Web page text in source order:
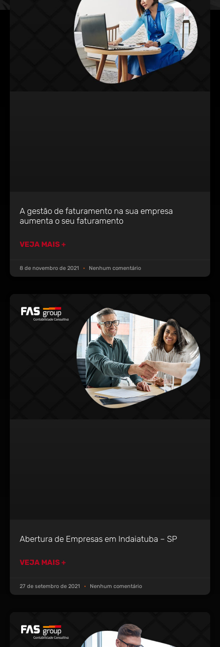
A gestão de faturamento na sua empresa
aumenta o seu faturamento
VEJA MAIS +
8 de novembro de 2021 Nenhum comentário
Abertura de Empresas em Indaiatuba – SP
VEJA MAIS +
27 de setembro de 2021 Nenhum comentário